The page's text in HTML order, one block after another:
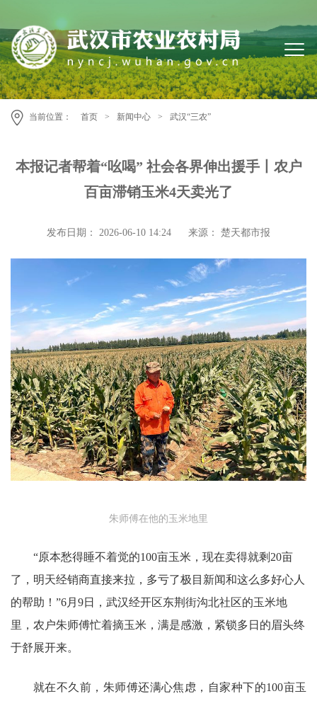
当前位置： 首页 > 新闻中心 > 武汉“三农”
本报记者帮着“吆喝” 社会各界伸出援手丨农户
百亩滞销玉米4天卖光了
发布日期： 2026-06-10 14:24 来源： 楚天都市报
朱师傅在他的玉米地里
“原本愁得睡不着觉的100亩玉米，现在卖得就剩20亩
了，明天经销商直接来拉，多亏了极目新闻和这么多好心人
的帮助！”6月9日，武汉经开区东荆街沟北社区的玉米地
里，农户朱师傅忙着摘玉米，满是感激，紧锁多日的眉头终
于舒展开来。
就在不久前，朱师傅还满心焦虑，自家种下的100亩玉